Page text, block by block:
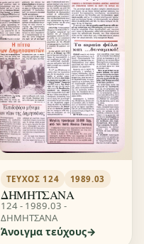
ΤΕΎΧΟΣ 124 1989.03
ΔΗΜΗΤΣΑΝΑ
124 - 1989.03 -
ΔΗΜΗΤΣΑΝΑ
Άνοιγμα τεύχους